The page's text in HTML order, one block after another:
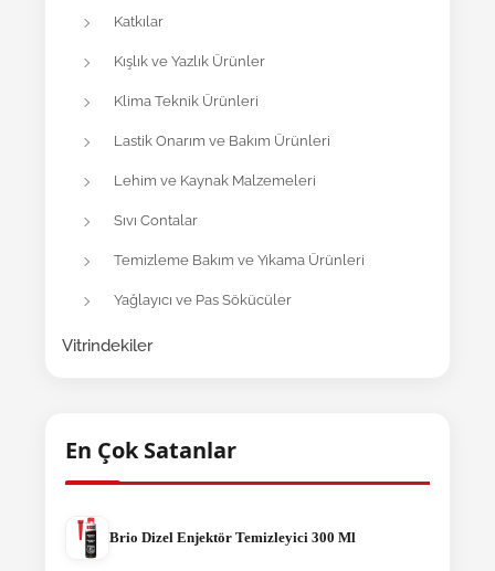
Katkılar
Kışlık ve Yazlık Ürünler
Klima Teknik Ürünleri
Lastik Onarım ve Bakım Ürünleri
Lehim ve Kaynak Malzemeleri
Sıvı Contalar
Temizleme Bakım ve Yıkama Ürünleri
Yağlayıcı ve Pas Sökücüler
Vitrindekiler
En Çok Satanlar
Brio Dizel Enjektör Temizleyici 300 Ml